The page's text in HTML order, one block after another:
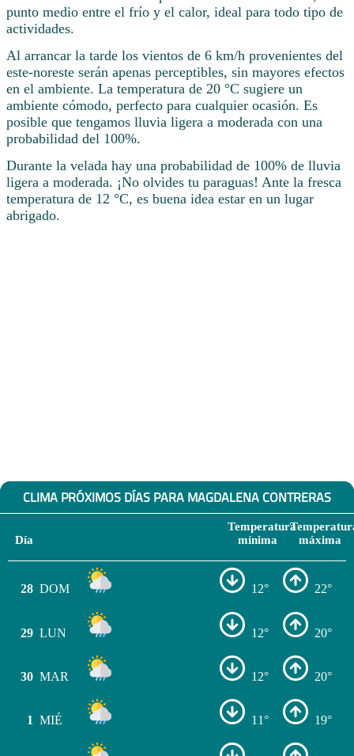
punto medio entre el frío y el calor, ideal para todo tipo de
actividades.
Al arrancar la tarde los vientos de 6 km/h provenientes del
este-noreste serán apenas perceptibles, sin mayores efectos
en el ambiente. La temperatura de 20 °C sugiere un
ambiente cómodo, perfecto para cualquier ocasión. Es
posible que tengamos lluvia ligera a moderada con una
probabilidad del 100%.
Durante la velada hay una probabilidad de 100% de lluvia
ligera a moderada. ¡No olvides tu paraguas! Ante la fresca
temperatura de 12 °C, es buena idea estar en un lugar
abrigado.
CLIMA PRÓXIMOS DÍAS PARA MAGDALENA CONTRERAS
Día
Temperatura
mínima
máxima
28 DOM 12° 22°
29 LUN 12° 20°
30 MAR 12° 20°
1 MIÉ 11° 19°